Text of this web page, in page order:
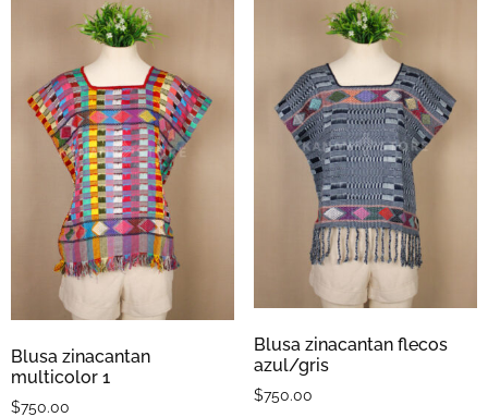
Blusa zinacantan
multicolor 1
$750.00
Blusa zinacantan flecos
azul/gris
$750.00